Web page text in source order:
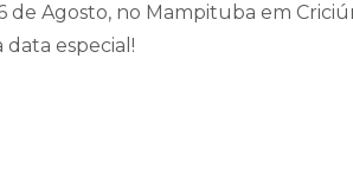
de Agosto, no Mampituba em
data especial!